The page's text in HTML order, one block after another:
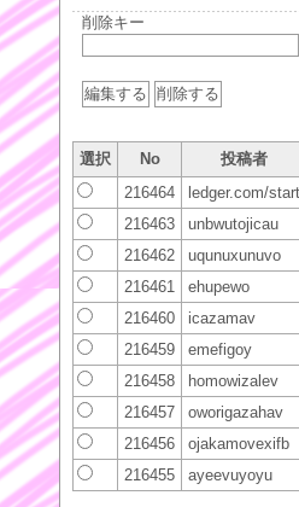
削除キー
選択 No 投稿者
216464
ledger.com/start
216463
unbwutojicau
216462
uqunuxunuvo
216461
ehupewo
216460
icazamav
216459
emefigoy
216458
homowizalev
216457
oworigazahav
216456
ojakamovexifb
216455
ayeevuyoyu